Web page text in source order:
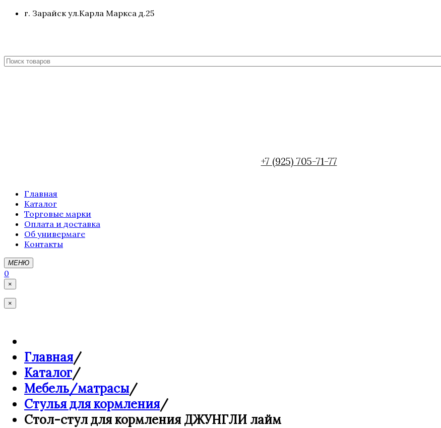
г. Зарайск ул.Карла Маркса д.25
+7 (925) 705-71-77
Главная
Каталог
Торговые марки
Оплата и доставка
Об универмаге
Контакты
МЕНЮ
0
×
×
Главная/
Каталог/
Мебель/матрасы/
Стулья для кормления/
Стол-стул для кормления ДЖУНГЛИ лайм